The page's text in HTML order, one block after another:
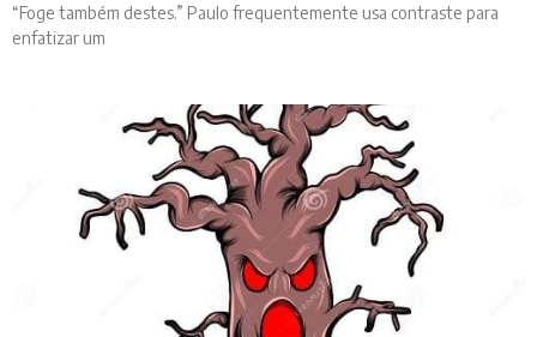
“Foge também destes.” Paulo frequentemente usa contraste para
enfatizar um